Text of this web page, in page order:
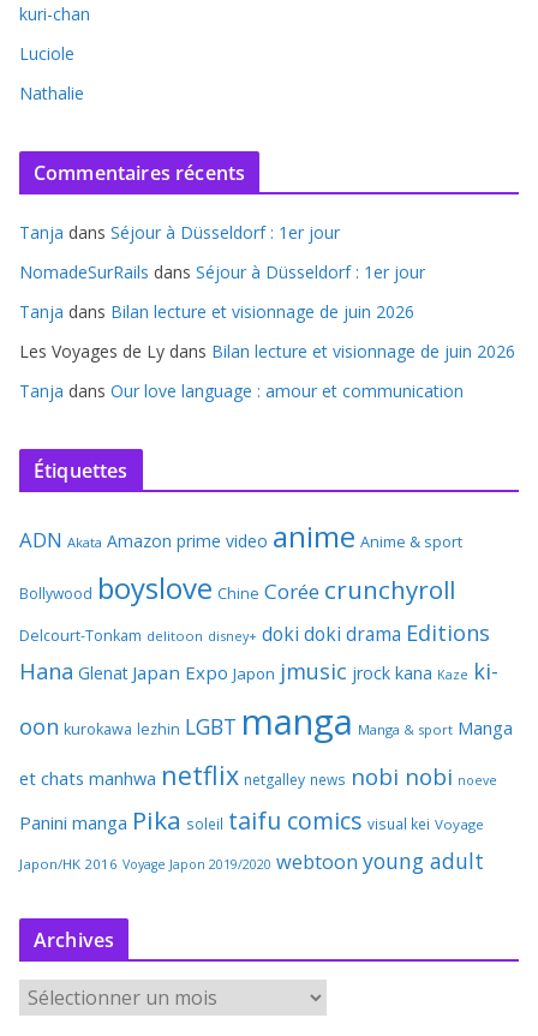
kuri-chan
Luciole
Nathalie
Commentaires récents
Tanja dans Séjour à Düsseldorf : 1er jour
NomadeSurRails dans Séjour à Düsseldorf : 1er jour
Tanja dans Bilan lecture et visionnage de juin 2026
Les Voyages de Ly dans Bilan lecture et visionnage de juin 2026
Tanja dans Our love language : amour et communication
Étiquettes
ADN Akata Amazon prime video anime Anime & sport
Bollywood boyslove Chine Corée crunchyroll
Delcourt-Tonkam delitoon disney+ doki doki drama Editions
Hana Glenat Japan Expo Japon jmusic jrock kana Kaze ki-
oon kurokawa lezhin LGBT manga Manga & sport Manga
et chats manhwa netflix netgalley news nobi nobi noeve
Panini manga Pika soleil taifu comics visual kei Voyage
Japon/HK 2016 Voyage Japon 2019/2020 webtoon young adult
Archives
r